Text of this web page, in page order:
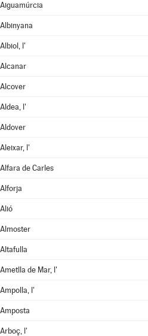
Aiguamúrcia
Albinyana
Albiol, l'
Alcanar
Alcover
Aldea, l'
Aldover
Aleixar, l'
Alfara de Carles
Alforja
Alió
Almoster
Altafulla
Ametlla de Mar, l'
Ampolla, l'
Amposta
Arboç, l'